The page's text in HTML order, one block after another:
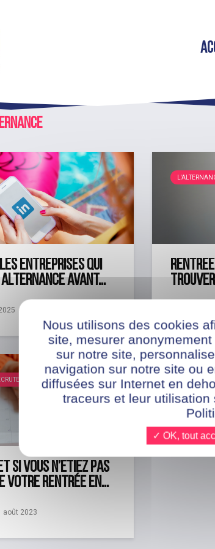
entreprises qui
avant...
si vous n’étiez pas
votre rentrée en...
août 2023
Nous utilisons des cookies
site, mesurer
sur notre site,
navigation sur notre site ou
diffusées sur Internet en
traceurs et leur
✓ OK, tout